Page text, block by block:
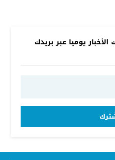
يوميا عبر بريدك